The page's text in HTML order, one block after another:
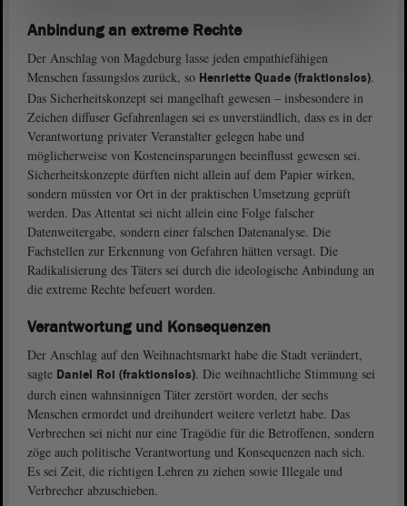
Anbindung an extreme Rechte
Der Anschlag von Magdeburg lasse jeden empathiefähigen
Menschen fassungslos zurück, so Henriette Quade (fraktionslos).
Das Sicherheitskonzept sei mangelhaft gewesen – insbesondere in
Zeichen diffuser Gefahrenlagen sei es unverständlich, dass es in der
Verantwortung privater Veranstalter gelegen habe und
möglicherweise von Kosteneinsparungen beeinflusst gewesen sei.
Sicherheitskonzepte dürften nicht allein auf dem Papier wirken,
sondern müssten vor Ort in der praktischen Umsetzung geprüft
werden. Das Attentat sei nicht allein eine Folge falscher
Datenweitergabe, sondern einer falschen Datenanalyse. Die
Fachstellen zur Erkennung von Gefahren hätten versagt. Die
Radikalisierung des Täters sei durch die ideologische Anbindung an
die extreme Rechte befeuert worden.
Verantwortung und Konsequenzen
Der Anschlag auf den Weihnachtsmarkt habe die Stadt verändert,
sagte Daniel Roi (fraktionslos). Die weihnachtliche Stimmung sei
durch einen wahnsinnigen Täter zerstört worden, der sechs
Menschen ermordet und dreihundert weitere verletzt habe. Das
Verbrechen sei nicht nur eine Tragödie für die Betroffenen, sondern
zöge auch politische Verantwortung und Konsequenzen nach sich.
Es sei Zeit, die richtigen Lehren zu ziehen sowie Illegale und
Verbrecher abzuschieben.